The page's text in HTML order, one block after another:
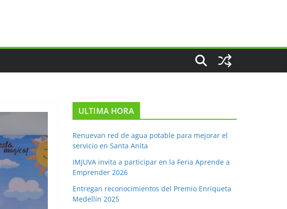
ULTIMA HORA
Renuevan red de agua potable para mejorar el
servicio en Santa Anita
IMJUVA invita a participar en la Feria Aprende a
Emprender 2026
Entregan reconocimientos del Premio Enriqueta
Medellín 2025